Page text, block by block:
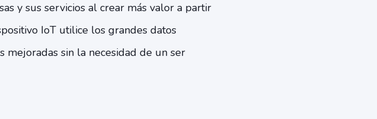
y sus servicios al crear más valor a partir
IoT utilice los grandes datos
mejoradas sin la necesidad de un ser